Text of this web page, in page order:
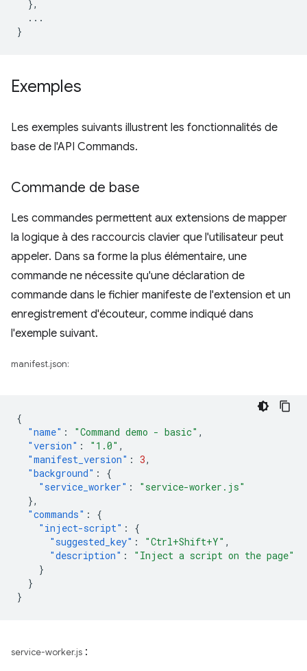
},
...
}
Exemples
Les exemples suivants illustrent les fonctionnalités de
base de l'API Commands.
Commande de base
Les commandes permettent aux extensions de mapper
la logique à des raccourcis clavier que l'utilisateur peut
appeler. Dans sa forme la plus élémentaire, une
commande ne nécessite qu'une déclaration de
commande dans le fichier manifeste de l'extension et un
enregistrement d'écouteur, comme indiqué dans
l'exemple suivant.
manifest.json:
{
"name" : "Command demo - basic" ,
"version" : "1.0" ,
"manifest_version" : 3,
"background" :
{
"service_worker" :
"service-worker.js"
},
"commands" :
{
"inject-script" :
{
"suggested_key" : "Ctrl+Shift+Y" ,
"description" :
"Inject a script on the page"
}
}
}
service-worker.js :